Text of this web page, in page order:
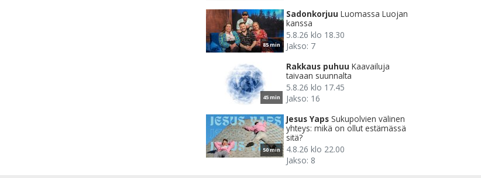
85 min
Sadonkorjuu Luomassa Luojan
kanssa
5.8.26 klo 18.30
Jakso: 7
45 min
Rakkaus puhuu Kaavailuja
taivaan suunnalta
5.8.26 klo 17.45
Jakso: 16
50 min
Jesus Yaps Sukupolvien välinen
yhteys: mikä on ollut estämässä
sitä?
4.8.26 klo 22.00
Jakso: 8